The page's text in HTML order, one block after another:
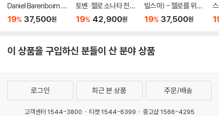
Daniel Barenboim 브
람스: 첼로 소나타 (Bra
D Hybrid]
19% 37,500원
토벤: 첼로 소나타 전집
(Beethoven: Cello S
19% 42,900원
빌스마) - 첼로를 위한
바로크 음악 (Italian B
19% 37,500원
이 상품을 구입하신 분들이 산 분야 상품
로그인 최근 본 상품 주문/배송
고객센터 1544-3800 티켓 1544-6399
중고샵 1566-4295